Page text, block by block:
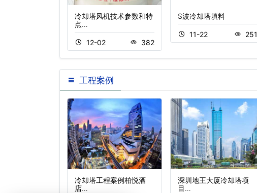
冷却塔风机技术参数和特
点…
12-02 382
S波冷却塔填料
11-22 251
工程案例
冷却塔工程案例柏悦酒
店…
深圳地王大厦冷却塔项
目…